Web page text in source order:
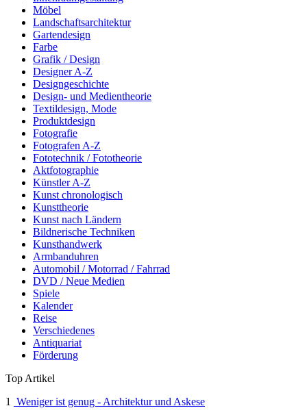
Möbel
Landschaftsarchitektur
Gartendesign
Farbe
Grafik / Design
Designer A-Z
Designgeschichte
Design- und Medientheorie
Textildesign, Mode
Produktdesign
Fotografie
Fotografen A-Z
Fototechnik / Fototheorie
Aktfotographie
Künstler A-Z
Kunst chronologisch
Kunsttheorie
Kunst nach Ländern
Bildnerische Techniken
Kunsthandwerk
Armbanduhren
Automobil / Motorrad / Fahrrad
DVD / Neue Medien
Spiele
Kalender
Reise
Verschiedenes
Antiquariat
Förderung
Top Artikel
1
Weniger ist genug - Architektur und Askese